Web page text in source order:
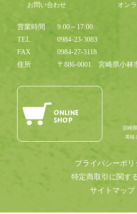
お問い合わせ
オン
営業時間
9:00～17:00
TEL
0984-23-3083
FAX
0984-27-3118
住所
〒886-0001 宮崎県小林
宮崎
美味
プライバシーポリ
特定商取引に関す
サイトマップ